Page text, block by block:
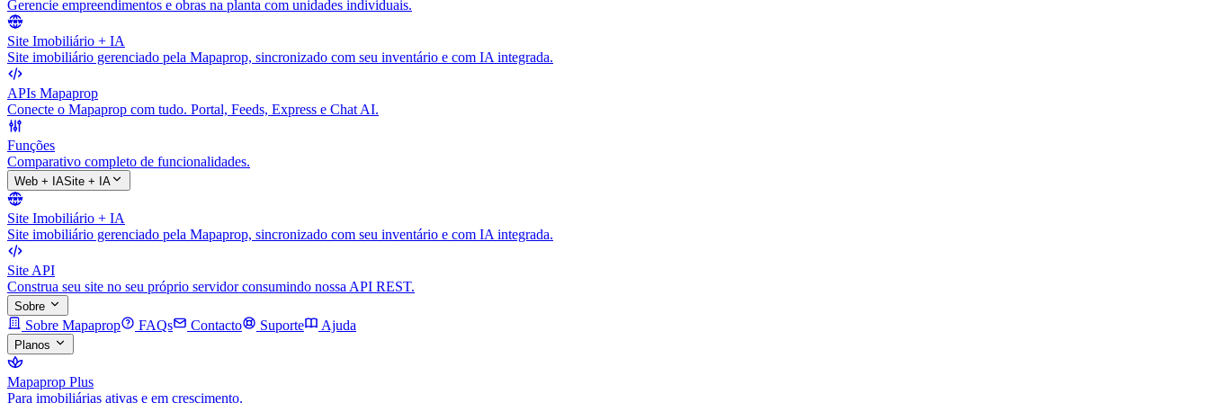
Gerencie empreendimentos e obras na planta com unidades individuais.
Site Imobiliário + IA
Site imobiliário gerenciado pela Mapaprop, sincronizado com seu inventário e com IA integrada.
APIs Mapaprop
Conecte o Mapaprop com tudo. Portal, Feeds, Express e Chat AI.
Funções
Comparativo completo de funcionalidades.
Web + IASite + IA
Site Imobiliário + IA
Site imobiliário gerenciado pela Mapaprop, sincronizado com seu inventário e com IA integrada.
Site API
Construa seu site no seu próprio servidor consumindo nossa API REST.
Sobre
Sobre Mapaprop FAQs Contacto Suporte Ajuda
Planos
Mapaprop Plus
Para imobiliárias ativas e em crescimento.